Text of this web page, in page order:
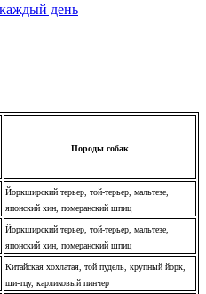
день
Породы собак
Йоркширский терьер, той-терьер, мальтезе,
японский хин, померанский шпиц
Йоркширский терьер, той-терьер, мальтезе,
японский хин, померанский шпиц
Китайская хохлатая, той пудель, крупный йорк,
ши-тцу, карликовый пинчер